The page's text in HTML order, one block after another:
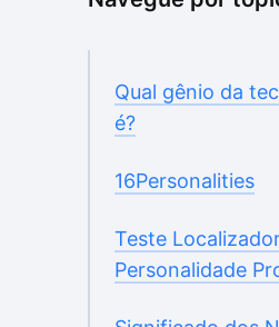
Qual gênio da
é?
16Personalities
Teste
Personalidade